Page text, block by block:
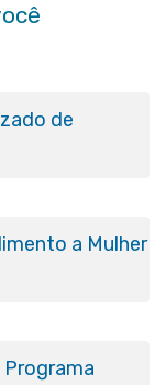
de
a Mulher